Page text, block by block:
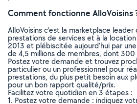
Comment fonctionne AlloVoisins
AlloVoisins c’est la marketplace
prestations de services et à la
2013 et plébiscitée aujourd’hui par
de 4,5 millions de membres, dont
Postez votre demande et trouvez
particulier ou un professionnel pour
prestations, du plus petit besoin aux
pour un bon rapport qualité/prix.
Facilitez votre quotidien en 3 étapes :
1. Postez votre demande : indiquez